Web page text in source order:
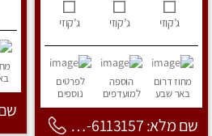
ג’קוזי ג’קוזי ג’קוזי
מחוז דרום
באר שבע
הוספה
למועדפים
לפרטים
נוספים
שם מלא: 053-6113157